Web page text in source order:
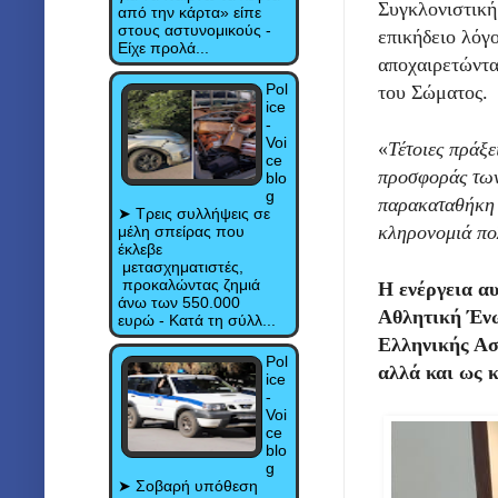
επικήδειο
του Σώματος.
«Τέτοιες
προσφοράς
παρακαταθήκη
κληρονομιά
Η ενέργεια
Αθλητική
Ελληνικής
αλλά και ως
από την κάρτα» είπε
στους αστυνομικούς -
Είχε προλά...
Pol
ice
-
Voi
ce
blo
g
➤ Τρεις συλλήψεις σε
μέλη σπείρας που
έκλεβε
μετασχηματιστές,
προκαλώντας ζημιά
άνω των 550.000
ευρώ - Κατά τη σύλλ...
Pol
ice
-
Voi
ce
blo
g
➤ Σοβαρή υπόθεση